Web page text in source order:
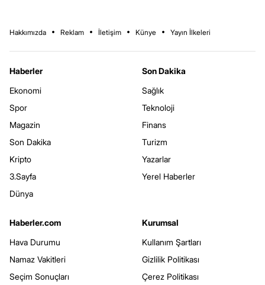
Hakkımızda Reklam İletişim Künye Yayın İlkeleri
Haberler
Ekonomi
Spor
Magazin
Son Dakika
Kripto
3.Sayfa
Dünya
Son Dakika
Sağlık
Teknoloji
Finans
Turizm
Yazarlar
Yerel Haberler
Haberler.com
Hava Durumu
Namaz Vakitleri
Seçim Sonuçları
Kurumsal
Kullanım Şartları
Gizlilik Politikası
Çerez Politikası